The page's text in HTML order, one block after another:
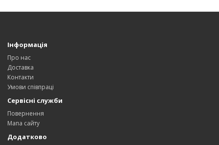
Інформація
Про нас
Доставка
Контакти
Умови співпраці
Сервісні служби
Повернення
Мапа сайту
Додатково